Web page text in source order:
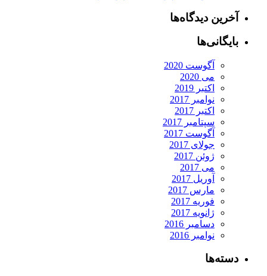
آخرین دیدگاه‌ها
بایگانی‌ها
آگوست 2020
می 2020
اکتبر 2019
نوامبر 2017
اکتبر 2017
سپتامبر 2017
آگوست 2017
جولای 2017
ژوئن 2017
می 2017
آوریل 2017
مارس 2017
فوریه 2017
ژانویه 2017
دسامبر 2016
نوامبر 2016
دسته‌ها